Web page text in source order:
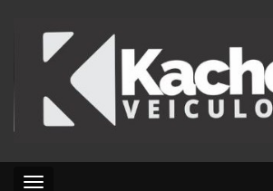
Toggle navigation